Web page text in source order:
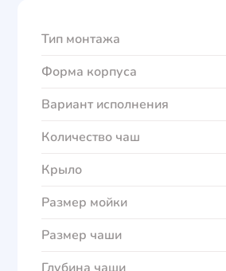
Тип монтажа
Форма корпуса
Вариант исполнения
Количество чаш
Крыло
Размер мойки
Размер чаши